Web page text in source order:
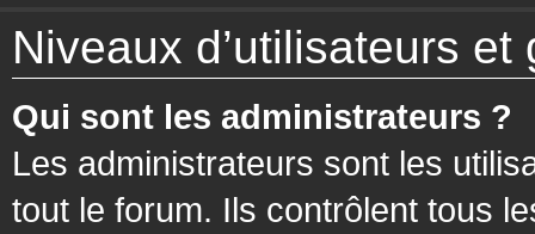
Niveaux d’utilisateurs et
Qui sont les administrateurs ?
Les administrateurs sont les
tout le forum. Ils contrôlent tous